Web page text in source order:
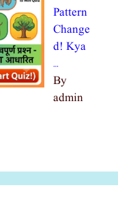
Pattern
Change
d! Kya
…
By
admin